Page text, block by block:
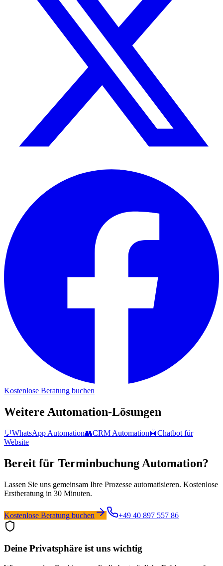
Kostenlose Beratung buchen
Weitere Automation-Lösungen
💬WhatsApp Automation👥CRM Automation🤖Chatbot für
Website
Bereit für Terminbuchung Automation?
Lassen Sie uns gemeinsam Ihre Prozesse automatisieren. Kostenlose
Erstberatung in 30 Minuten.
Kostenlose Beratung buchen +49 40 897 557 86
Deine Privatsphäre ist uns wichtig